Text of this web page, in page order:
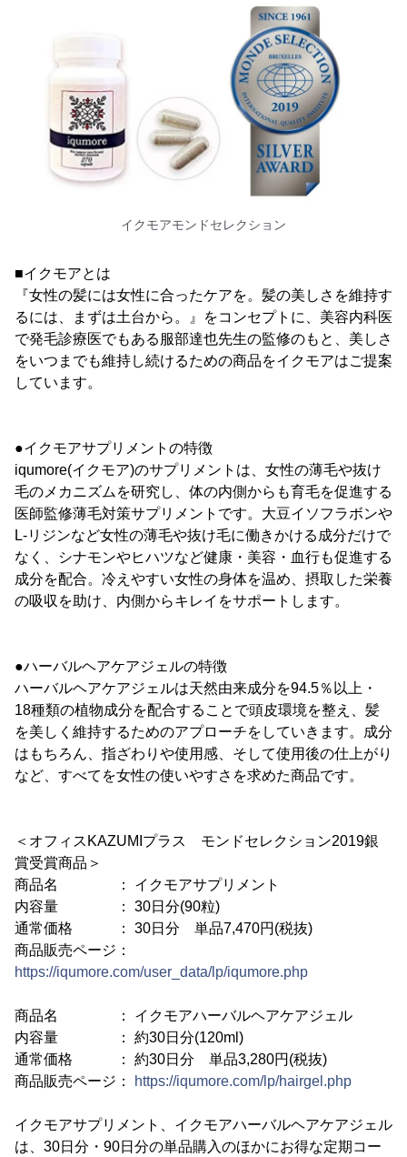
イクモアモンドセレクション
■イクモアとは
『女性の髪には女性に合ったケアを。髪の美しさを維持す
るには、まずは土台から。』をコンセプトに、美容内科医
で発毛診療医でもある服部達也先生の監修のもと、美しさ
をいつまでも維持し続けるための商品をイクモアはご提案
しています。
●イクモアサプリメントの特徴
iqumore(イクモア)のサプリメントは、女性の薄毛や抜け
毛のメカニズムを研究し、体の内側からも育毛を促進する
医師監修薄毛対策サプリメントです。大豆イソフラボンや
L-リジンなど女性の薄毛や抜け毛に働きかける成分だけで
なく、シナモンやヒハツなど健康・美容・血行も促進する
成分を配合。冷えやすい女性の身体を温め、摂取した栄養
の吸収を助け、内側からキレイをサポートします。
●ハーバルヘアケアジェルの特徴
ハーバルヘアケアジェルは天然由来成分を94.5％以上・
18種類の植物成分を配合することで頭皮環境を整え、髪
を美しく維持するためのアプローチをしていきます。成分
はもちろん、指ざわりや使用感、そして使用後の仕上がり
など、すべてを女性の使いやすさを求めた商品です。
＜オフィスKAZUMIプラス モンドセレクション2019銀
賞受賞商品＞
商品名 ： イクモアサプリメント
内容量 ： 30日分(90粒)
通常価格 ： 30日分 単品7,470円(税抜)
商品販売ページ：
https://iqumore.com/user_data/lp/iqumore.php
商品名 ： イクモアハーバルヘアケアジェル
内容量 ： 約30日分(120ml)
通常価格 ： 約30日分 単品3,280円(税抜)
商品販売ページ：
https://iqumore.com/lp/hairgel.php
イクモアサプリメント、イクモアハーバルヘアケアジェル
は、30日分・90日分の単品購入のほかにお得な定期コー